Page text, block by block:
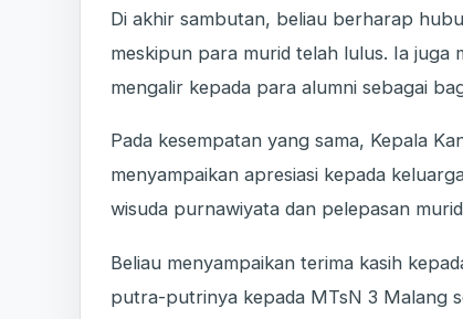
Di akhir sambutan, beliau berharap
meskipun para murid telah lulus. Ia
mengalir kepada para alumni sebagai
Pada kesempatan yang sama, Kepala
menyampaikan apresiasi kepada
wisuda purnawiyata dan pelepasan
Beliau menyampaikan terima kasih
putra-putrinya kepada MTsN 3 Malang